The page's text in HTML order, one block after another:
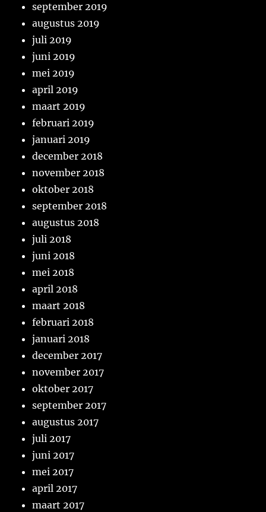
september 2019
augustus 2019
juli 2019
juni 2019
mei 2019
april 2019
maart 2019
februari 2019
januari 2019
december 2018
november 2018
oktober 2018
september 2018
augustus 2018
juli 2018
juni 2018
mei 2018
april 2018
maart 2018
februari 2018
januari 2018
december 2017
november 2017
oktober 2017
september 2017
augustus 2017
juli 2017
juni 2017
mei 2017
april 2017
maart 2017